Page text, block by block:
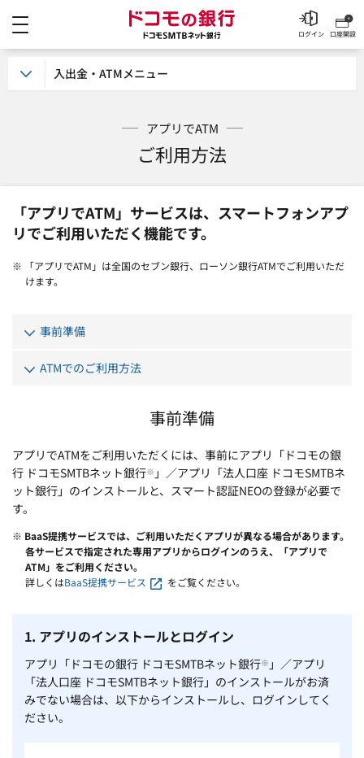
ドコモの銀行 ドコモ
口座開設
ログイン
アプリでATM
ご利用方法
「アプリでATM」サービスは、スマートフォンアプ
リでご利用いただく機能です。
※ 「アプリでATM」は全国のセブン銀行、ローソン銀行ATMでご利用いただ
けます。
事前準備
ATMでのご利用方法
事前準備
アプリでATMをご利用いただくには、事前にアプリ「ドコモの銀
行 ドコモSMTBネット銀行※ 」／アプリ「法人口座 ドコモSMTBネ
ット銀行」のインストールと、スマート認証NEOの登録が必要で
す。
※ BaaS提携サービスでは、ご利用いただくアプリが異なる場合があります。
各サービスで指定された専用アプリからログインのうえ、「アプリで
ATM」をご利用ください。
詳しくはBaaS提携サービス をご覧ください。
1. アプリのインストールとログイン
アプリ「ドコモの銀行 ドコモSMTBネット銀行※ 」／アプリ
「法人口座 ドコモSMTBネット銀行」のインストールがお済
みでない場合は、 以下からインストールし、ログインしてく
ださい。
入出金・ATMメニュー